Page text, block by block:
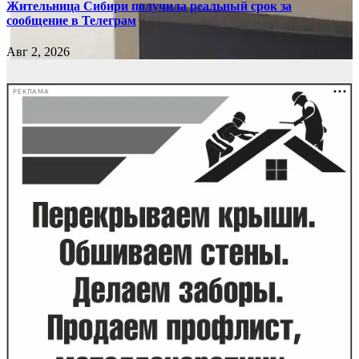
Жительница Сибири получила реальный срок за
сообщение в Телеграм
Авг 2, 2026
РЕКЛАМА